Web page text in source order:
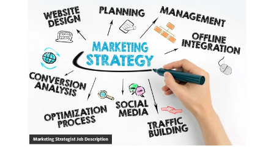
Gestion des entreprises
Gestion de la qualité
Qualité Hygiène Environnement Sécurité
Marketing digital
Génie Industriel
Informatique et Réseaux
Formations métier
Partenaires pédagogiques
INSCRIPTIONS
CONTACT